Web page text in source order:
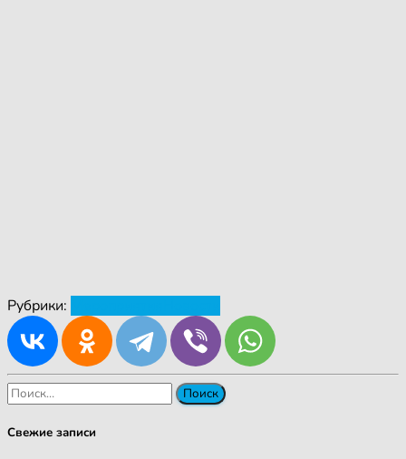
Рубрики:
Найти:
Свежие записи